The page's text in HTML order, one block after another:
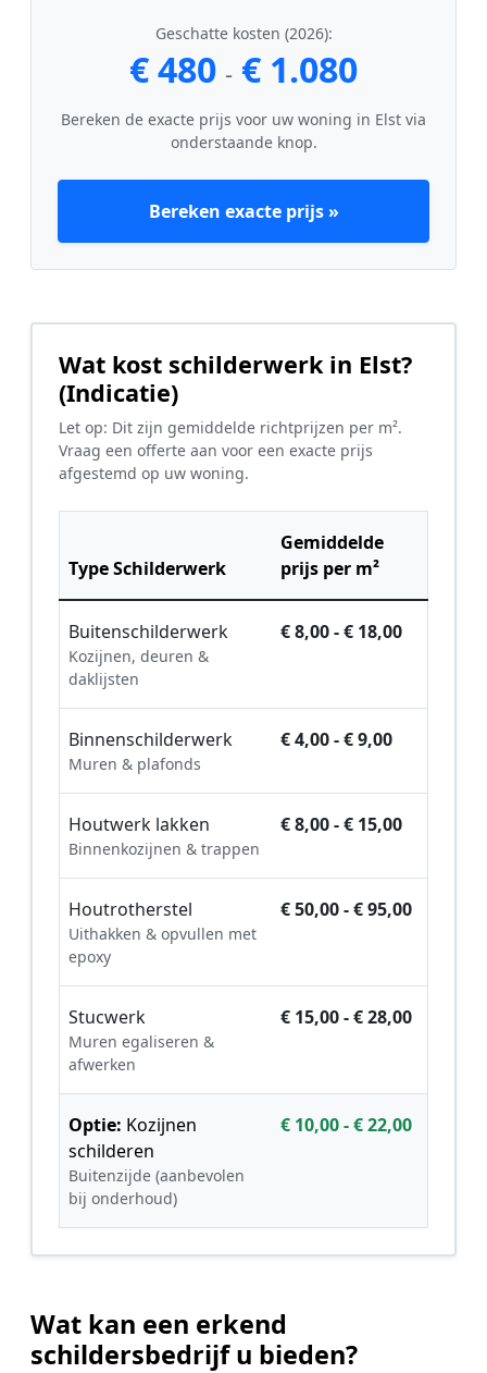
Geschatte kosten (2026):
€ 480 - € 1.080
Bereken de exacte prijs voor uw woning in Elst via
onderstaande knop.
Bereken exacte prijs »
Wat kost schilderwerk in Elst?
(Indicatie)
Let op: Dit zijn gemiddelde richtprijzen per m².
Vraag een offerte aan voor een exacte prijs
afgestemd op uw woning.
Type Schilderwerk
Gemiddelde
prijs per m²
Buitenschilderwerk
Kozijnen, deuren &
daklijsten
€ 8,00 - € 18,00
Binnenschilderwerk
Muren & plafonds
€ 4,00 - € 9,00
Houtwerk lakken
Binnenkozijnen & trappen
€ 8,00 - € 15,00
Houtrotherstel
Uithakken & opvullen met
epoxy
€ 50,00 - € 95,00
Stucwerk
Muren egaliseren &
afwerken
€ 15,00 - € 28,00
Optie: Kozijnen
schilderen
Buitenzijde (aanbevolen
bij onderhoud)
€ 10,00 - € 22,00
Wat kan een erkend
schildersbedrijf u bieden?